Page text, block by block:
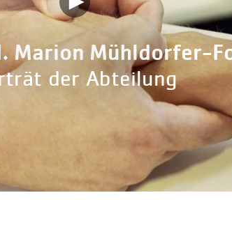
Marion Mühldorfer-
der Abteilung